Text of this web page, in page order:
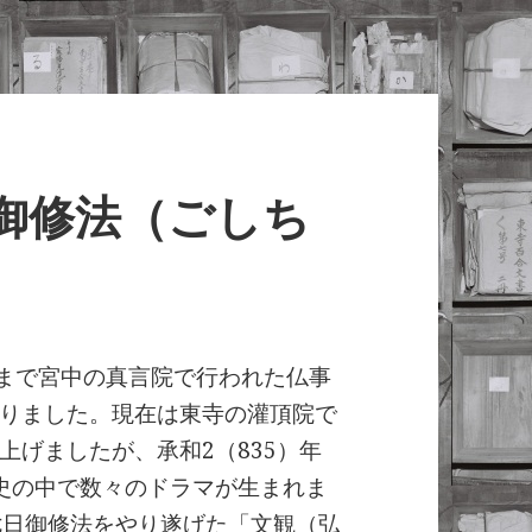
修法（ごしち
で宮中の真言院で行われた仏事
ました。現在は東寺の灌頂院で
げましたが、承和2（835）年
中で数々のドラマが生まれま
御修法をやり遂げた「文観（弘